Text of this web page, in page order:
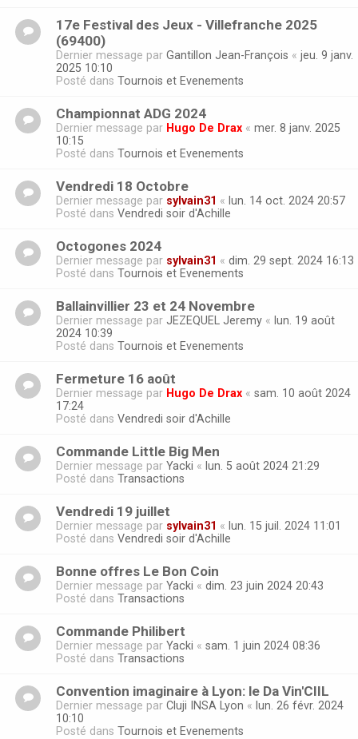
17e Festival des Jeux - Villefranche 2025
(69400)
Dernier message par Gantillon Jean-François « jeu. 9 janv.
2025 10:10
Posté dans Tournois et Evenements
Championnat ADG 2024
Dernier message par Hugo De Drax « mer. 8 janv. 2025
10:15
Posté dans Tournois et Evenements
Vendredi 18 Octobre
Dernier message par sylvain31 « lun. 14 oct. 2024 20:57
Posté dans Vendredi soir d'Achille
Octogones 2024
Dernier message par sylvain31 « dim. 29 sept. 2024 16:13
Posté dans Tournois et Evenements
Ballainvillier 23 et 24 Novembre
Dernier message par JEZEQUEL Jeremy « lun. 19 août
2024 10:39
Posté dans Tournois et Evenements
Fermeture 16 août
Dernier message par Hugo De Drax « sam. 10 août 2024
17:24
Posté dans Vendredi soir d'Achille
Commande Little Big Men
Dernier message par Yacki « lun. 5 août 2024 21:29
Posté dans Transactions
Vendredi 19 juillet
Dernier message par sylvain31 « lun. 15 juil. 2024 11:01
Posté dans Vendredi soir d'Achille
Bonne offres Le Bon Coin
Dernier message par Yacki « dim. 23 juin 2024 20:43
Posté dans Transactions
Commande Philibert
Dernier message par Yacki « sam. 1 juin 2024 08:36
Posté dans Transactions
Convention imaginaire à Lyon: le Da Vin'CIIL
Dernier message par Cluji INSA Lyon « lun. 26 févr. 2024
10:10
Posté dans Tournois et Evenements